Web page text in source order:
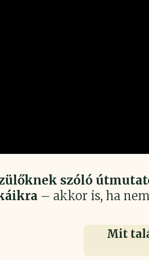
szóló
– akkor is, ha
Mit